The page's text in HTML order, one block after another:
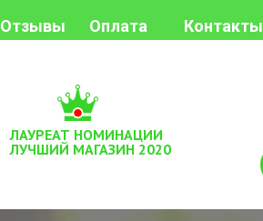
ЛАУРЕАТ НОМИНАЦИИ
ЛУЧШИЙ МАГАЗИН 2020
Контакты
Отзывы Оплата